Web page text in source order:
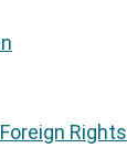
Rights